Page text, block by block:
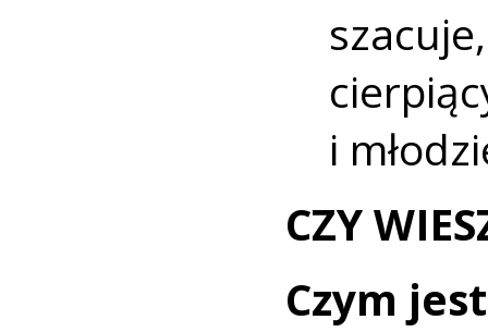
i
CZY
Czym